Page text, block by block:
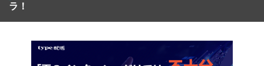
ラ！